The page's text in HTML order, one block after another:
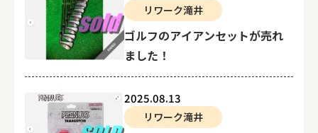
リワーク滝井
ゴルフのアイアンセットが売れ
ました！
2025.08.13
リワーク滝井